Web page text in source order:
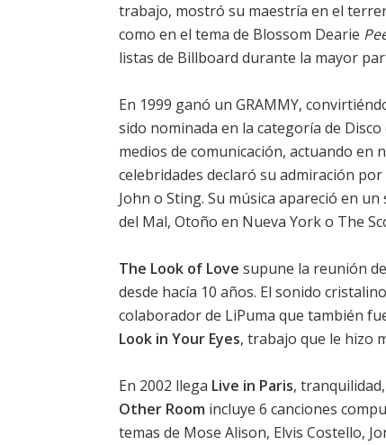
trabajo, mostró su maestría en el
como en el tema de Blossom Dearie
listas de Billboard durante la mayor
En 1999 ganó un GRAMMY,
sido nominada en la categoría de
medios de comunicación, actuando
celebridades declaró su admiración
John o Sting. Su música apareció en
del Mal, Otoño en Nueva York o The
The Look of Love supune la reunión
desde hacía 10 años. El sonido
colaborador de LiPuma que también
Look in Your Eyes, trabajo que le hizo
En 2002 llega Live in Paris,
Other Room incluye 6 canciones
temas de Mose Alison, Elvis Costello,